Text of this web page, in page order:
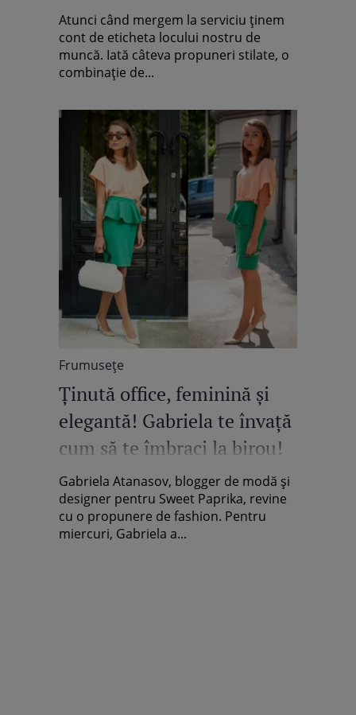
Atunci când mergem la serviciu ţinem
cont de eticheta locului nostru de
muncă. Iată câteva propuneri stilate, o
combinaţie de...
Frumuseţe
Ţinută office, feminină şi
elegantă! Gabriela te învaţă
cum să te îmbraci la birou!
Gabriela Atanasov, blogger de modă şi
designer pentru Sweet Paprika, revine
cu o propunere de fashion. Pentru
miercuri, Gabriela a...